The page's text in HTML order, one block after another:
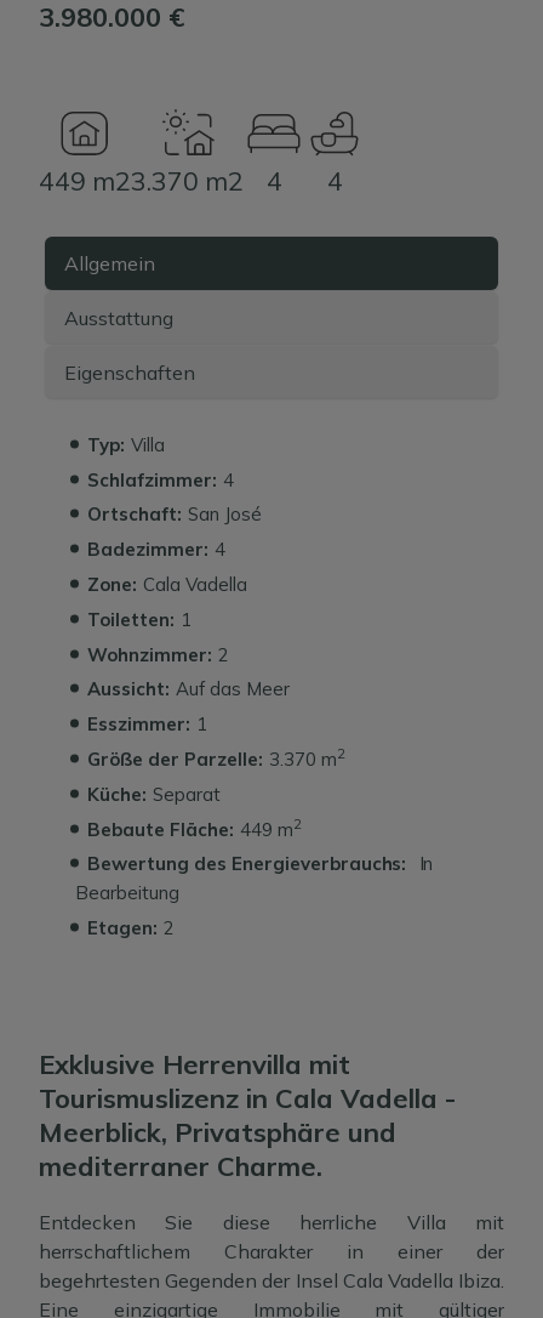
3.980.000 €
449 m23.370 m2 4 4
Allgemein
Ausstattung
Eigenschaften
Typ: Villa
Schlafzimmer: 4
Ortschaft: San José
Badezimmer: 4
Zone: Cala Vadella
Toiletten: 1
Wohnzimmer: 2
Aussicht: Auf das Meer
Esszimmer: 1
Größe der Parzelle: 3.370 m2
Küche: Separat
Bebaute Fläche: 449 m2
Bewertung des Energieverbrauchs:
In
Bearbeitung
Etagen: 2
Exklusive Herrenvilla mit
Tourismuslizenz in Cala Vadella -
Meerblick, Privatsphäre und
mediterraner Charme.
Entdecken Sie diese herrliche Villa mit
herrschaftlichem Charakter in einer der
begehrtesten Gegenden der Insel Cala Vadella Ibiza.
Eine einzigartige Immobilie mit gültiger